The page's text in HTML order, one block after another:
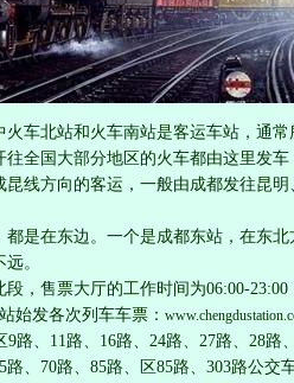
火车北站和火车南站是客运车站，通
全国大部分地区的火车都由这里发
线方向的客运，一般由成都发往昆
都是在东边。一个是成都东站，在东
。
，售票大厅的工作时间为06:00-23:00
始发各次列车车票：
路、11路、16路、24路、27路、28路
路、70路、85路、区85路、303路公交